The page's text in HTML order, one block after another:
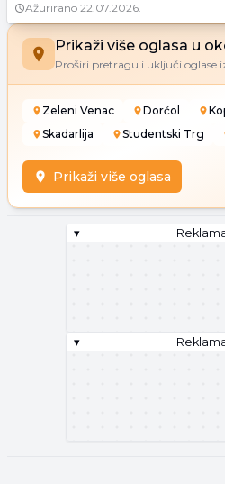
Ažurirano 22.07.2026.
Prikaži više oglasa u
Proširi pretragu i uključi oglase
Zeleni Venac Dorćol
Skadarlija
Studentski Trg
Prikaži više oglasa
▾
▾